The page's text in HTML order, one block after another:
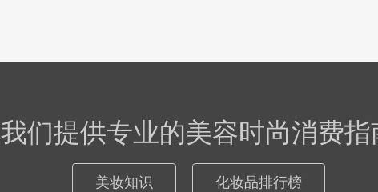
我们提供专业的美容时尚消费指
美妆知识 化妆品排行榜